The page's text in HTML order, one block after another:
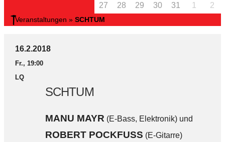
27 28 29 30 31 1 2
Veranstaltungen » SCHTUM
16.2.2018
Fr., 19:00
LQ
SCHTUM
MANU MAYR (E-Bass, Elektronik) und
ROBERT POCKFUSS (E-Gitarre)